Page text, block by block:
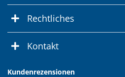
Rechtliches
Kontakt
Kundenrezensionen